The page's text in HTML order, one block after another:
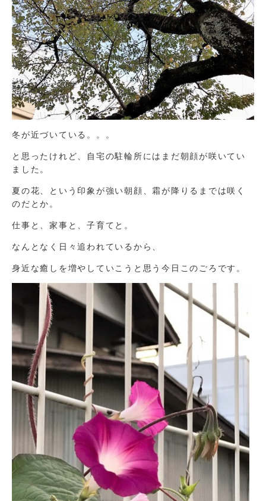
冬が近づいている。。。
と思ったけれど、自宅の駐輪所にはまだ朝顔が咲いてい
ました。
夏の花、という印象が強い朝顔、霜が降りるまでは咲く
のだとか。
仕事と、家事と、子育てと。
なんとなく日々追われているから、
身近な癒しを増やしていこうと思う今日このごろです。